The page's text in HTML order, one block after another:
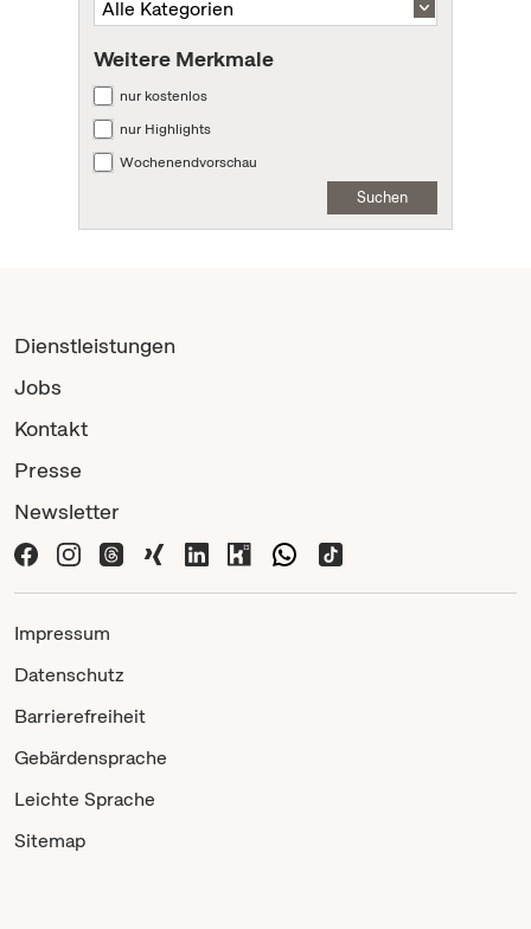
Weitere Merkmale
nur kostenlos
nur Highlights
Wochenendvorschau
Suchen
Dienstleistungen
Jobs
Kontakt
Presse
Newsletter
Impressum
Datenschutz
Barrierefreiheit
Gebärdensprache
Leichte Sprache
Sitemap